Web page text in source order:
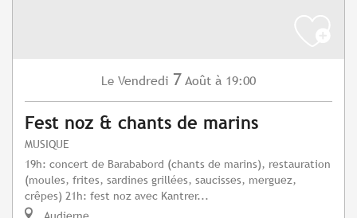
Le Vendredi 7 Août à 19:00
Fest noz & chants de marins
MUSIQUE
19h: concert de Barababord (chants de marins), restauration
(moules, frites, sardines grillées, saucisses, merguez,
crêpes) 21h: fest noz avec Kantrer...